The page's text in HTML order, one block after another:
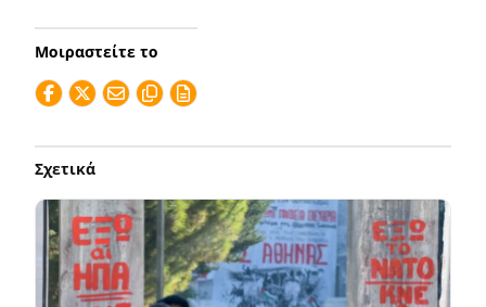
Μοιραστείτε το
Σχετικά